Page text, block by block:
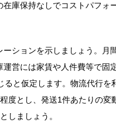
在庫保持なしでコストパフォ
ーションを示しましょう。月
運営には家賃や人件費等で固
と仮定します。物流代行を
度とし、発送1件あたりの変
しましょう。